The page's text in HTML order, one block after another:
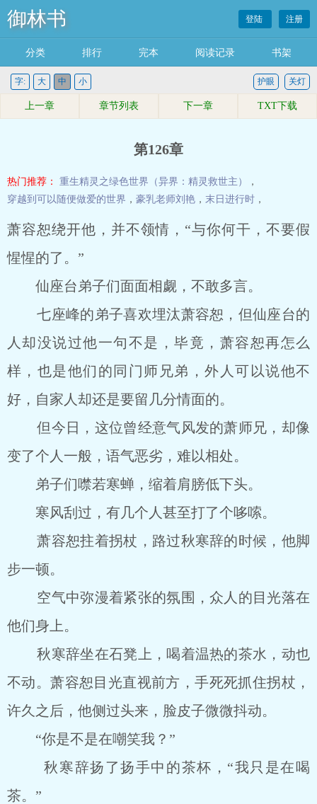
御林书 登陆 注册
分类 排行 完本 阅读记录 书架
字: 大 中 小 关灯
护眼
上一章 章节列表 下一章 TXT下载
第126章
热门推荐： 重生精灵之绿色世界（异界：精灵救世主）
，
穿越到可以随便做爱的世界 ， 豪乳老师刘艳 ， 末日进行时 ，
萧容恕绕开他，并不领情，“与你何干，不要假
惺惺的了。”
仙座台弟子们面面相觑，不敢多言。
七座峰的弟子喜欢埋汰萧容恕，但仙座台的
人却没说过他一句不是，毕竟，萧容恕再怎么
样，也是他们的同门师兄弟，外人可以说他不
好，自家人却还是要留几分情面的。
但今日，这位曾经意气风发的萧师兄，却像
变了个人一般，语气恶劣，难以相处。
弟子们噤若寒蝉，缩着肩膀低下头。
寒风刮过，有几个人甚至打了个哆嗦。
萧容恕拄着拐杖，路过秋寒辞的时候，他脚
步一顿。
空气中弥漫着紧张的氛围，众人的目光落在
他们身上。
秋寒辞坐在石凳上，喝着温热的茶水，动也
不动。萧容恕目光直视前方，手死死抓住拐杖，
许久之后，他侧过头来，脸皮子微微抖动。
“你是不是在嘲笑我？”
秋寒辞扬了扬手中的茶杯，“我只是在喝
茶。”